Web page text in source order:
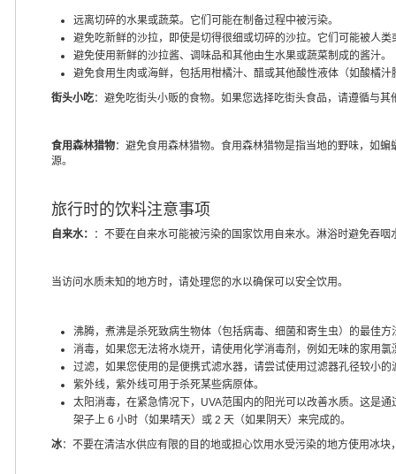
远离切碎的水果或蔬菜。它们可能在制备过程中被污染。
避免吃新鲜的沙拉，即使是切得很细或切碎的沙拉。它们可能被人
避免使用新鲜的沙拉酱、调味品和其他由生水果或蔬菜制成的酱汁。
避免食用生肉或海鲜，包括用柑橘汁、醋或其他酸性液体（如酸橘汁
街头小吃：避免吃街头小贩的食物。如果您选择吃街头食品，请遵循与
食用森林猎物：避免食用森林猎物。食用森林猎物是指当地的野味，如
源。
旅行时的饮料注意事项
自来水： ：不要在自来水可能被污染的国家饮用自来水。淋浴时避免吞
当访问水质未知的地方时，请处理您的水以确保可以安全饮用。
沸腾，煮沸是杀死致病生物体（包括病毒、细菌和寄生虫）的最佳方
消毒，如果您无法将水烧开，请使用化学消毒剂，例如无味的家用
过滤，如果您使用的是便携式滤水器，请尝试使用过滤器孔径较小
紫外线，紫外线可用于杀死某些病原体。
太阳消毒，在紧急情况下，UVA范围内的阳光可以改善水质。这是
架子上 6 小时（如果晴天）或 2 天（如果阴天）来完成的。
冰：不要在清洁水供应有限的目的地或担心饮用水受污染的地方使用冰